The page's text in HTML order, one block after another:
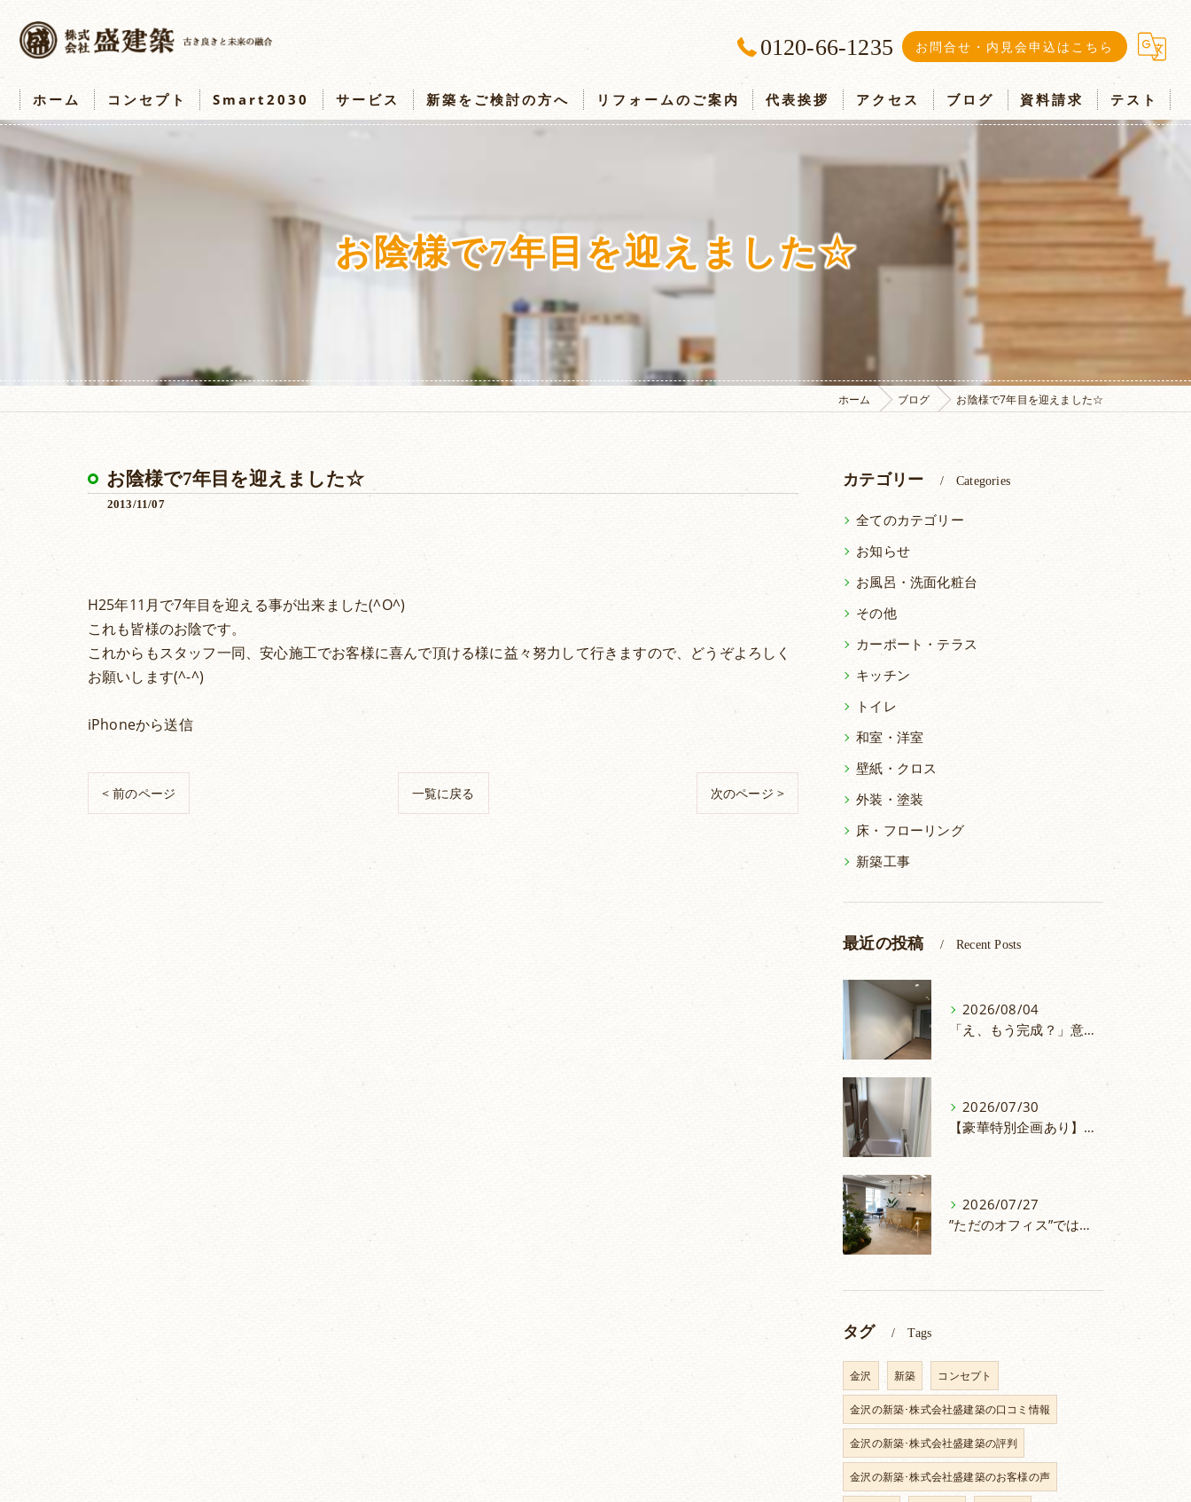
0120-66-1235 お問合せ・内見会申込はこちら
ホーム コンセプト Smart2030 サービス 新築をご検討の方へ リフォームのご案内 代表挨拶 アクセス ブログ 資料請求 テスト
お陰様で7年目を迎えました☆
ホーム ブログ お陰様で7年目を迎えました☆
お陰様で7年目を迎えました☆
2013/11/07
H25年11月で7年目を迎える事が出来ました(^O^)
これも皆様のお陰です。
これからもスタッフ一同、安心施工でお客様に喜んで頂ける様に益々努力して行きますので、どうぞよろしく
お願いします(^-^)
iPhoneから送信
< 前のページ 一覧に戻る 次のページ >
カテゴリー Categories
全てのカテゴリー
お知らせ
お風呂・洗面化粧台
その他
カーポート・テラス
キッチン
トイレ
和室・洋室
壁紙・クロス
外装・塗装
床・フローリング
新築工事
最近の投稿 Recent Posts
2026/08/04
「え、もう完成？」意外と早い！仕切り壁の取付
2026/07/30
【豪華特別企画あり】浴室リフォームでお掃除ラクラク＆安心のお風呂へ
2026/07/27
”ただのオフィス”ではない！人が集うシェアオフィスづくり
タグ Tags
金沢 新築 コンセプト
金沢の新築･株式会社盛建築の口コミ情報
金沢の新築･株式会社盛建築の評判
金沢の新築･株式会社盛建築のお客様の声